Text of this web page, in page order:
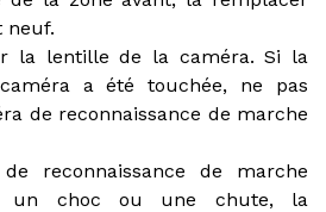
neuf.
la lentille de la caméra. Si la
a été touchée, ne pas
de reconnaissance de marche
reconnaissance de marche
un choc ou une chute, la